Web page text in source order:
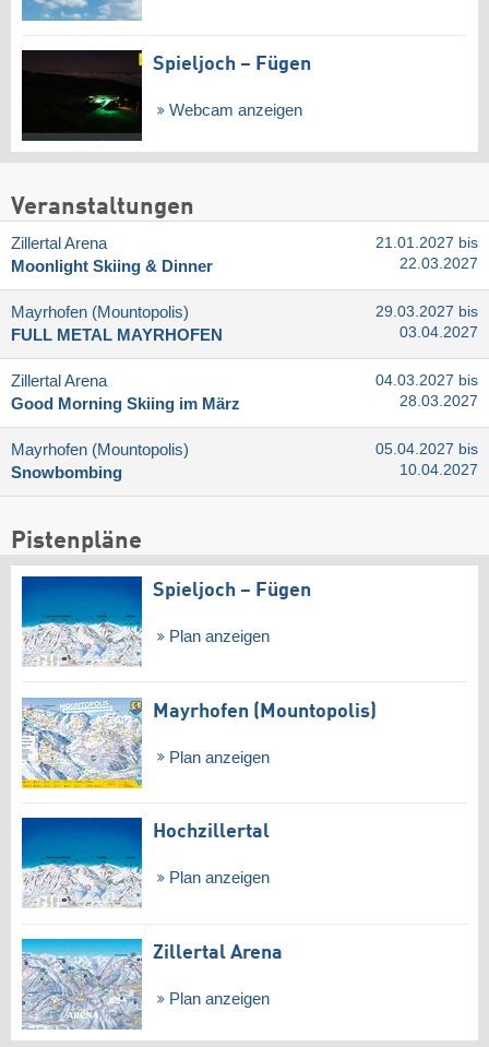
Spieljoch – Fügen
Webcam anzeigen
Veranstaltungen
Zillertal Arena
Moonlight Skiing & Dinner
21.01.2027 bis
22.03.2027
Mayrhofen (Mountopolis)
FULL METAL MAYRHOFEN
29.03.2027 bis
03.04.2027
Zillertal Arena
Good Morning Skiing im März
04.03.2027 bis
28.03.2027
Mayrhofen (Mountopolis)
Snowbombing
05.04.2027 bis
10.04.2027
Pistenpläne
Spieljoch – Fügen
Plan anzeigen
Mayrhofen (Mountopolis)
Plan anzeigen
Hochzillertal
Plan anzeigen
Zillertal Arena
Plan anzeigen